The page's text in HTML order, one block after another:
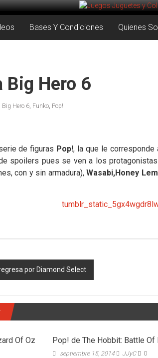
Bases Y Condiciones Quienes
Big Hero 6
Big Hero 6 Funko Pop!
de figuras Pop!, la que le corresponde
spoilers pues se ven a los
con y sin armadura),Wasabi,Honey
por Diamond Select
Of Oz Pop! de The Hobbit: Battle Of
septiembre 15, 2014 JJyC 0